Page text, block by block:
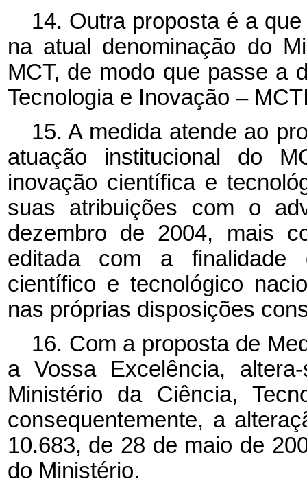
14. Outra proposta é a
na atual denominação do
MCT, de modo que passe a
Tecnologia e Inovação –
15. A medida atende ao
atuação institucional do
inovação científica e
suas atribuições com o
dezembro de 2004, mais
editada com a finalidade
científico e tecnológico
nas próprias disposições
16. Com a proposta de
a Vossa Excelência,
Ministério da Ciência,
consequentemente, a
10.683, de 28 de maio de
do Ministério.